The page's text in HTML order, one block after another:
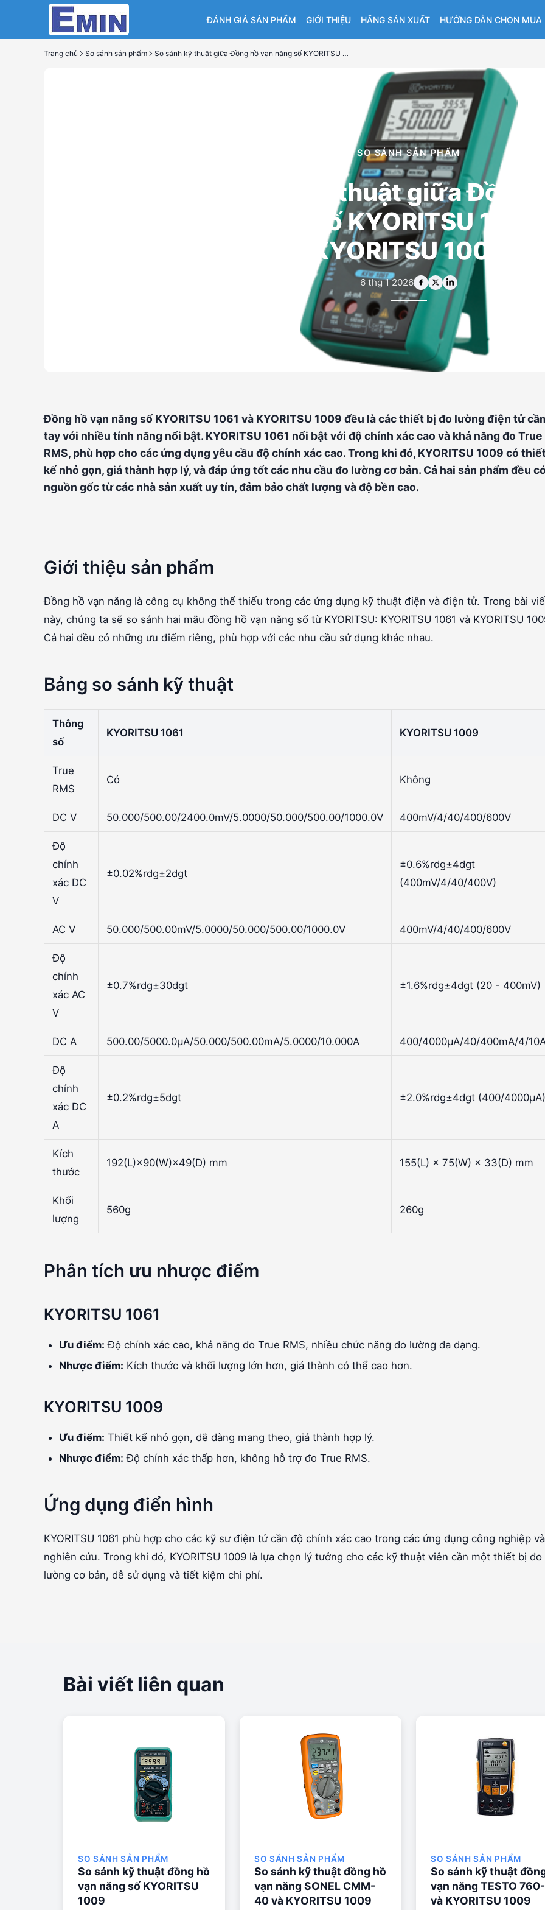
ĐÁNH GIÁ SẢN PHẨM GIỚI THIỆU HÃNG SẢN XUẤT HƯỚNG DẪN CHỌN MUA
Trang chủ So sánh sản phẩm So sánh kỹ thuật giữa Đồng hồ vạn năng số KYORITSU 1061 và KYORITSU 1009
SO SÁNH SẢN PHẨM
So sánh kỹ thuật giữa Đồng
năng số KYORITSU 1061
KYORITSU 1009
6 thg 1 2026
Đồng hồ vạn năng số KYORITSU 1061 và KYORITSU 1009 đều là các thiết bị đo lường điện tử
tay với nhiều tính năng nổi bật. KYORITSU 1061 nổi bật với độ chính xác cao và khả năng đo True
RMS, phù hợp cho các ứng dụng yêu cầu độ chính xác cao. Trong khi đó, KYORITSU 1009 có
kế nhỏ gọn, giá thành hợp lý, và đáp ứng tốt các nhu cầu đo lường cơ bản. Cả hai sản phẩm đều
nguồn gốc từ các nhà sản xuất uy tín, đảm bảo chất lượng và độ bền cao.
Giới thiệu sản phẩm
Đồng hồ vạn năng là công cụ không thể thiếu trong các ứng dụng kỹ thuật điện và điện tử. Trong bài
này, chúng ta sẽ so sánh hai mẫu đồng hồ vạn năng số từ KYORITSU: KYORITSU 1061 và KYORITSU
Cả hai đều có những ưu điểm riêng, phù hợp với các nhu cầu sử dụng khác nhau.
Bảng so sánh kỹ thuật
Thông
số
KYORITSU 1061 KYORITSU 1009
True
RMS
Có Không
DC V 50.000/500.00/2400.0mV/5.0000/50.000/500.00/1000.0V 400mV/4/40/400/600V
Độ
chính
xác DC
V
±0.02%rdg±2dgt
±0.6%rdg±4dgt
(400mV/4/40/400V)
AC V 50.000/500.00mV/5.0000/50.000/500.00/1000.0V 400mV/4/40/400/600V
Độ
chính
xác AC
V
±0.7%rdg±30dgt ±1.6%rdg±4dgt (20 - 400mV)
DC A 500.00/5000.0µA/50.000/500.00mA/5.0000/10.000A 400/4000µA/40/400mA/4/
Độ
chính
xác DC
A
±0.2%rdg±5dgt ±2.0%rdg±4dgt (400/4000µA)
Kích
thước
192(L)×90(W)×49(D) mm 155(L) × 75(W) × 33(D) mm
Khối
lượng
560g 260g
Phân tích ưu nhược điểm
KYORITSU 1061
Ưu điểm: Độ chính xác cao, khả năng đo True RMS, nhiều chức năng đo lường đa dạng.
Nhược điểm: Kích thước và khối lượng lớn hơn, giá thành có thể cao hơn.
KYORITSU 1009
Ưu điểm: Thiết kế nhỏ gọn, dễ dàng mang theo, giá thành hợp lý.
Nhược điểm: Độ chính xác thấp hơn, không hỗ trợ đo True RMS.
Ứng dụng điển hình
KYORITSU 1061 phù hợp cho các kỹ sư điện tử cần độ chính xác cao trong các ứng dụng công nghiệp và
nghiên cứu. Trong khi đó, KYORITSU 1009 là lựa chọn lý tưởng cho các kỹ thuật viên cần một thiết bị đo
lường cơ bản, dễ sử dụng và tiết kiệm chi phí.
Bài viết liên quan
SO SÁNH SẢN PHẨM
So sánh kỹ thuật đồng hồ
vạn năng số KYORITSU
1009
SO SÁNH SẢN PHẨM
So sánh kỹ thuật đồng hồ
vạn năng SONEL CMM-
40 và KYORITSU 1009
SO SÁNH SẢN PHẨM
So sánh kỹ thuật
vạn năng TESTO
và KYORITSU 1009